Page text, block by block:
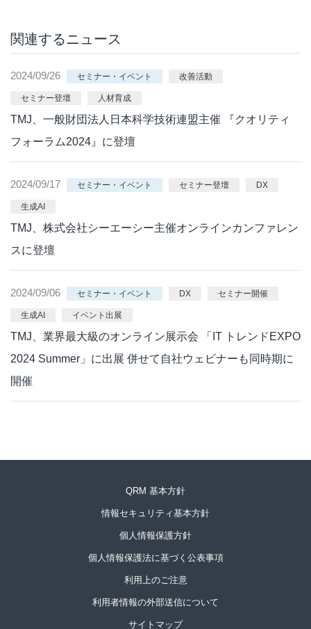
関連するニュース
2024/09/26 セミナー・イベント 改善活動
セミナー登壇 人材育成
TMJ、一般財団法人日本科学技術連盟主催 『クオリティ
フォーラム2024』に登壇
2024/09/17 セミナー・イベント セミナー登壇 DX
生成AI
TMJ、株式会社シーエーシー主催オンラインカンファレン
スに登壇
2024/09/06 セミナー・イベント DX セミナー開催
生成AI イベント出展
TMJ、業界最大級のオンライン展示会 「IT トレンドEXPO
2024 Summer」に出展 併せて自社ウェビナーも同時期に
開催
QRM 基本方針
情報セキュリティ基本方針
個人情報保護方針
個人情報保護法に基づく公表事項
利用上のご注意
利用者情報の外部送信について
サイトマップ